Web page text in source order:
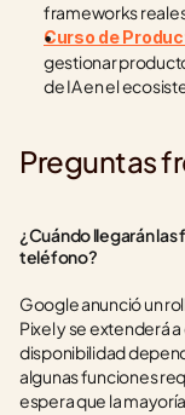
frameworks
Curso de
gestionar
de IA en el
Preguntas
¿Cuándo llegarán
teléfono?
Google anunció un
Pixel y se extenderá
disponibilidad
algunas funciones
espera que la